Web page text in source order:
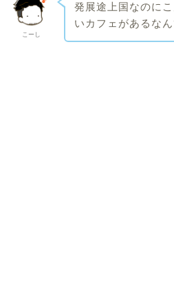
こーし
発展途上国なのに
いカフェがあるな